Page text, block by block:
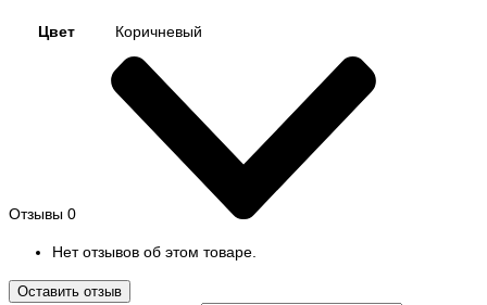
Цвет Коричневый
Отзывы 0
Нет отзывов об этом товаре.
Оставить отзыв